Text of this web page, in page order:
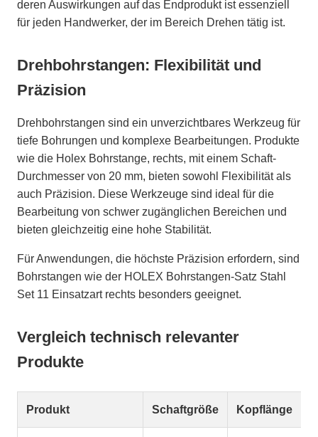
deren Auswirkungen auf das Endprodukt ist essenziell
für jeden Handwerker, der im Bereich Drehen tätig ist.
Drehbohrstangen: Flexibilität und
Präzision
Drehbohrstangen sind ein unverzichtbares Werkzeug für
tiefe Bohrungen und komplexe Bearbeitungen. Produkte
wie die Holex Bohrstange, rechts, mit einem Schaft-
Durchmesser von 20 mm, bieten sowohl Flexibilität als
auch Präzision. Diese Werkzeuge sind ideal für die
Bearbeitung von schwer zugänglichen Bereichen und
bieten gleichzeitig eine hohe Stabilität.
Für Anwendungen, die höchste Präzision erfordern, sind
Bohrstangen wie der HOLEX Bohrstangen-Satz Stahl
Set 11 Einsatzart rechts besonders geeignet.
Vergleich technisch relevanter
Produkte
Produkt Schaftgröße Kopflänge